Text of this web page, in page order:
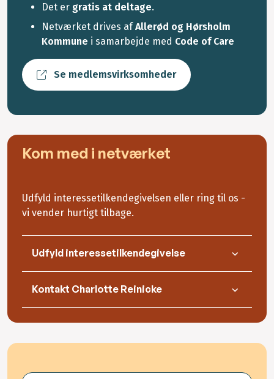
Det er gratis at deltage.
Netværket drives afAllerød og Hørsholm
Kommune i samarbejde med Code of Care
Se medlemsvirksomheder
Kom med i netværket
Udfyld interessetilkendegivelsen eller ring til os -
vi vender hurtigt tilbage.
Udfyld interessetilkendegivelse
Kontakt Charlotte Reinicke